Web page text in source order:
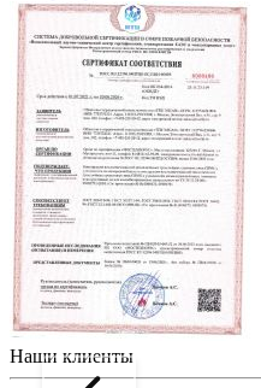
Наши клиенты